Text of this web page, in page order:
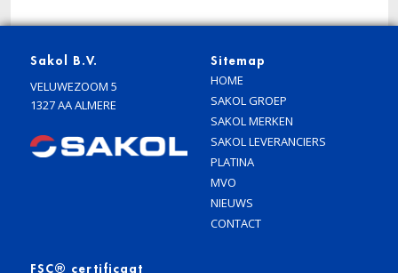
Sakol B.V.
VELUWEZOOM 5
1327 AA ALMERE
Sitemap
HOME
SAKOL GROEP
SAKOL MERKEN
SAKOL LEVERANCIERS
PLATINA
MVO
NIEUWS
CONTACT
FSC® certificaat